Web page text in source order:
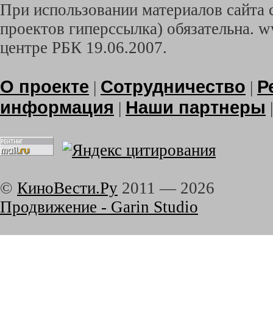
При использовании материалов
проектов гиперссылка) обязательна.
центре РБК 19.06.2007.
О проекте | Сотрудничество |
информация | Наши партнеры
© КиноВести.Ру 2011 — 2026
Продвижение - Garin Studio